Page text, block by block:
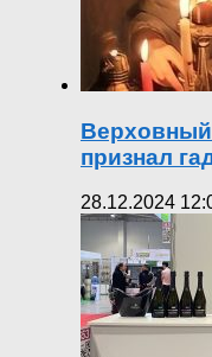
признал
28.12.2024